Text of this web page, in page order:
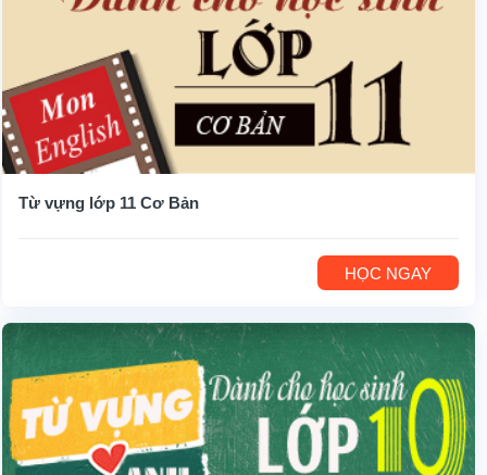
Từ vựng lớp 11 Cơ Bản
HỌC NGAY